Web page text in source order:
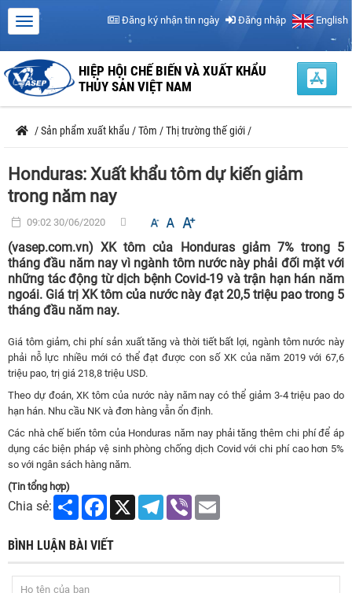
Đăng ký nhận tin ngày Đăng nhập English
HIỆP HỘI CHẾ BIẾN VÀ XUẤT KHẨU
THỦY SẢN VIỆT NAM
/Sản phẩm xuất khẩu /Tôm /Thị trường thế giới /
Honduras: Xuất khẩu tôm dự kiến giảm
trong năm nay
09:02 30/06/2020
(vasep.com.vn) XK tôm của Honduras giảm 7% trong 5
tháng đầu năm nay vì ngành tôm nước này phải đối mặt với
những tác động từ dịch bệnh Covid-19 và trận hạn hán năm
ngoái. Giá trị XK tôm của nước này đạt 20,5 triệu pao trong 5
tháng đầu năm nay.
Giá tôm giảm, chi phí sản xuất tăng và thời tiết bất lợi, ngành tôm nước này
phải nỗ lực nhiều mới có thể đạt được con số XK của năm 2019 với 67,6
triệu pao, trị giá 218,8 triệu USD.
Theo dự đoán, XK tôm của nước này năm nay có thể giảm 3-4 triệu pao do
hạn hán. Nhu cầu NK và đơn hàng vẫn ổn định.
Các nhà chế biến tôm của Honduras năm nay phải tăng thêm chi phí để áp
dụng các biện pháp vệ sinh phòng chống dịch Covid với chi phí cao hơn 5%
so với ngân sách hàng năm.
(Tin tổng hợp)
Chia sẻ: Share Facebook
X Telegram
Viber
BÌNH LUẬN BÀI VIẾT